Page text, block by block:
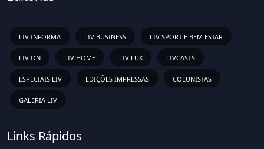
LIV INFORMA LIV BUSINESS LIV SPORT E BEM ESTAR
LIV ON LIV HOME LIV LUX LIVCASTS
ESPECIAIS LIV EDIÇÕES IMPRESSAS COLUNISTAS
GALERIA LIV
Links Rápidos